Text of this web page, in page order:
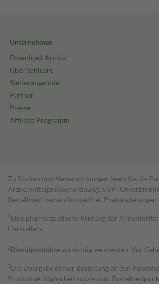
Unternehmen
Download-Archiv
Über Sanicare
Stellenangebote
Partner
Presse
Affiliate Programm
Zu Risiken und Nebenwirkungen lesen Sie die
Arzneimittelpreisverordnung. UVP:
Bestell­wert versand­kosten­frei.
1 Eine pharmazeutische Prüfung der
Herstellers.
2Biozidproduktevorsichtig verwenden. Vor
3Die Übergabe deiner Bestellung an den
Produktverfügbarkeit sowie vom